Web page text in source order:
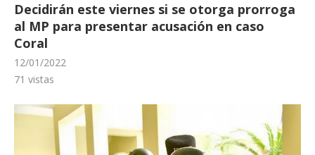
Decidirán este viernes si se otorga prorroga
al MP para presentar acusación en caso
Coral
12/01/2022
71 vistas